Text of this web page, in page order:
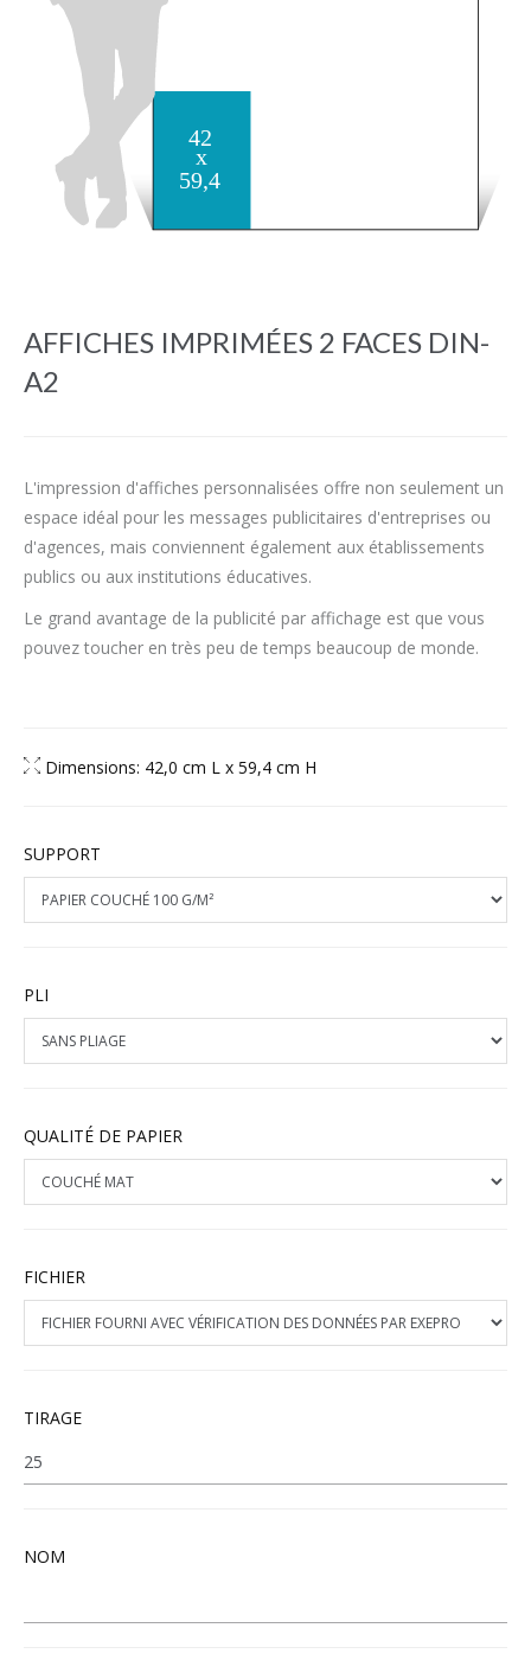
AFFICHES IMPRIMÉES 2 FACES DIN-
A2
L'impression d'affiches personnalisées offre non seulement un
espace idéal pour les messages publicitaires d'entreprises ou
d'agences, mais conviennent également aux établissements
publics ou aux institutions éducatives.
Le grand avantage de la publicité par affichage est que vous
pouvez toucher en très peu de temps beaucoup de monde.
Dimensions: 42,0 cm L x 59,4 cm H
SUPPORT
PLI
QUALITÉ DE PAPIER
FICHIER
TIRAGE
NOM